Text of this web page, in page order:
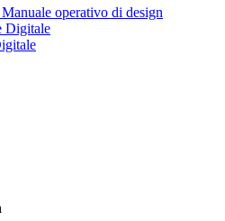
operativo di design